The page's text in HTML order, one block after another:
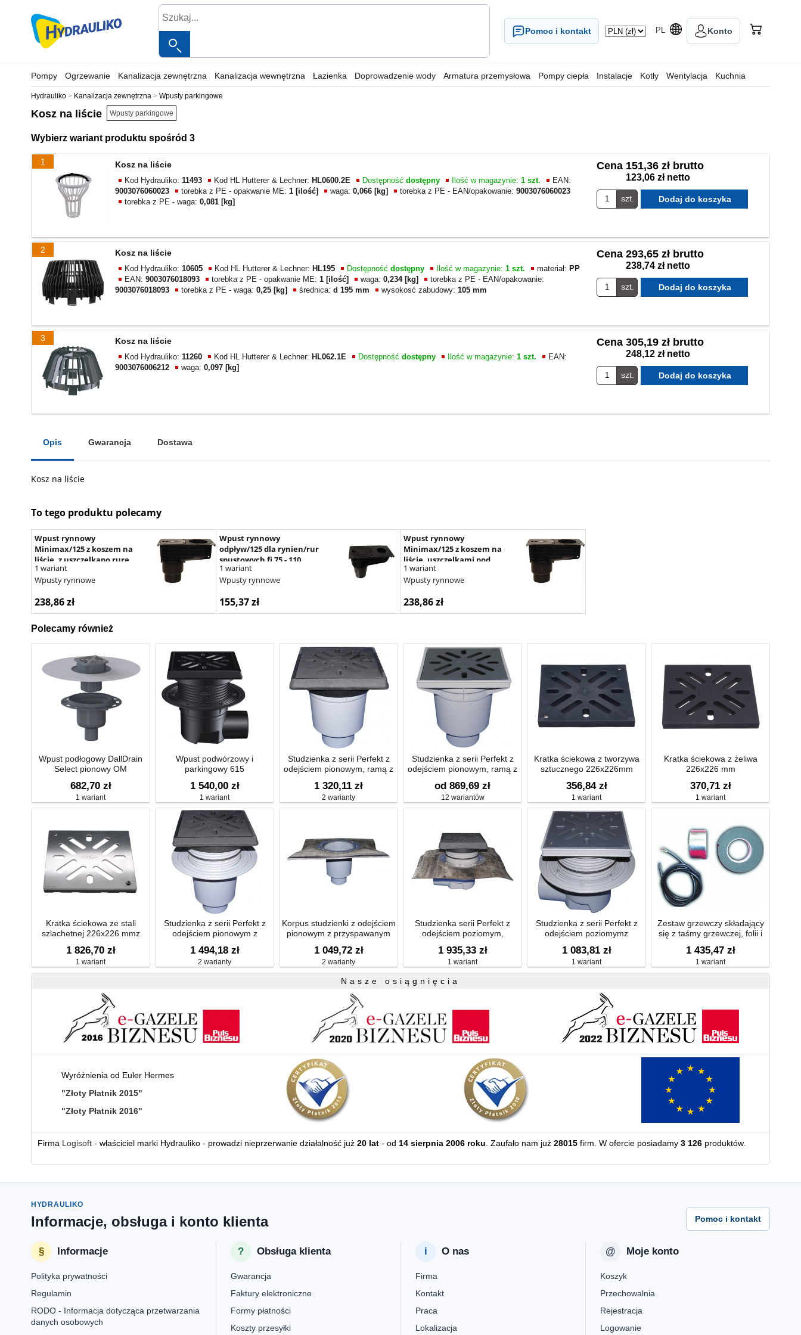
Pomoc i kontakt PL Konto
Pompy Ogrzewanie Kanalizacja zewnętrzna Kanalizacja wewnętrzna Łazienka Doprowadzenie wody Armatura przemysłowa Pompy ciepła Instalacje Kotły Wentylacja Kuchnia
Hydrauliko Kanalizacja zewnętrzna Wpusty parkingowe
Kosz na liście Wpusty parkingowe
Wybierz wariant produktu spośród 3
1 Kosz na liście
Kod Hydrauliko: 11493 Kod HL Hutterer & Lechner: HL0600.2E Dostępność dostępny Ilość w magazynie: 1 szt.
EAN:
9003076060023
torebka z PE - opakwanie ME: 1 [ilość] waga: 0,066 [kg] torebka z PE - EAN/opakowanie: 9003076060023
torebka z PE - waga: 0,081 [kg]
Cena 151,36 zł brutto
123,06 zł netto
szt.
2 Kosz na liście
Kod Hydrauliko: 10605 Kod HL Hutterer & Lechner: HL195 Dostępność dostępny Ilość w magazynie: 1 szt. materiał: PP
EAN: 9003076018093 torebka z PE - opakwanie ME: 1 [ilość] waga: 0,234 [kg]
torebka z PE - EAN/opakowanie:
9003076018093
torebka z PE - waga: 0,25 [kg] średnica: d 195 mm wysokosć zabudowy: 105 mm
Cena 293,65 zł brutto
238,74 zł netto
szt.
3 Kosz na liście
Kod Hydrauliko: 11260 Kod HL Hutterer & Lechner: HL062.1E Dostępność dostępny Ilość w magazynie: 1 szt.
EAN:
9003076006212
waga: 0,097 [kg]
Cena 305,19 zł brutto
248,12 zł netto
szt.
Opis Gwarancja Dostawa
Kosz na liście
To tego produktu polecamy
Wpust rynnowy
Minimax/125 z koszem na
liście, z uszczelkąpo rurę
spustową d 80mm i
mrozoodporną klapą
1 wariant
Wpusty rynnowe
238,86 zł
Wpust rynnowy
odpływ/125 dla rynien/rur
spustowych fi 75 - 110
1 wariant
Wpusty rynnowe
155,37 zł
Wpust rynnowy
Minimax/125 z koszem na
liście, uszczelkami pod
rury spustowe d 75-
110mm i mrozoodporną
1 wariant
Wpusty rynnowe
238,86 zł
Polecamy również
Wpust podłogowy DallDrain
Select pionowy OM
682,70 zł
1 wariant
Wpust podwórzowy i
parkingowy 615
1 540,00 zł
1 wariant
Studzienka z serii Perfekt z
odejściem pionowym, ramą z
ściekową z żeliwa
226x226mm, zasyfonowaniem
1 320,11 zł
2 warianty
Studzienka z serii Perfekt z
odejściem pionowym, ramą z
244x244mm
od 869,69 zł
12 wariantów
Kratka ściekowa z tworzywa
sztucznego 226x226mm
356,84 zł
1 wariant
Kratka ściekowa z żeliwa
226x226 mm
370,71 zł
1 wariant
Kratka ściekowa ze stali
szlachetnej 226x226 mmz
1 826,70 zł
1 wariant
Studzienka z serii Perfekt z
odejściem pionowym z
żeliwa 260x260mm, kratką
ściekową z żeliwa
226x226mm, zasyfonowaniem
1 494,18 zł
2 warianty
Korpus studzienki z odejściem
pionowym z przyspawanym
d500mm
1 049,72 zł
2 warianty
Studzienka serii Perfekt z
odejściem poziomym,
bitumicznym d500mm, ramą
260 x 260 mm i kratką 226 x
226 mm z żeliwa , koszem
1 935,33 zł
1 wariant
Studzienka z serii Perfekt z
odejściem poziomymz
tworzywa sztucznego
240x240mm, kratką z
tworzywa sztucznego
1 083,81 zł
1 wariant
Zestaw grzewczy składający
się z taśmy grzewczej, folii i
230 V
1 435,47 zł
1 wariant
Nasze osiągnięcia
Wyróżnienia od Euler Hermes
"Złoty Płatnik 2015"
"Złoty Płatnik 2016"
Firma Logisoft - właściciel marki Hydrauliko - prowadzi nieprzerwanie działalność już 20 lat - od 14 sierpnia 2006 roku . Zaufało nam już 28015 firm. W ofercie posiadamy 3 126 produktów.
HYDRAULIKO
Informacje, obsługa i konto klienta Pomoc i kontakt
Informacje
Polityka prywatności
Regulamin
RODO - Informacja dotycząca przetwarzania
danych osobowych
Obsługa klienta
Gwarancja
Faktury elektroniczne
Formy płatności
Koszty przesyłki
O nas
Firma
Kontakt
Praca
Lokalizacja
Moje konto
Koszyk
Przechowalnia
Rejestracja
Logowanie